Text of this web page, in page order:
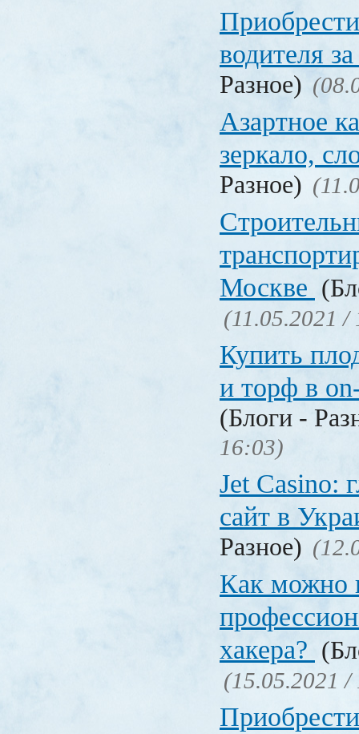
водителя
Разное)
Азартное
зеркало,
Разное)
Москве
(11.05.2021 /
Купить
и торф в
(Блоги -
16:03)
Jet Сasino:
сайт в
Разное)
Как можно
хакера?
(15.05.2021 /